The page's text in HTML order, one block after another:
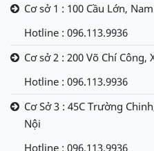
Cơ sở 1 : 100 Cầu Lớn,
Hotline : 096.113.9936
Cơ sở 2 : 200 Võ Chí Công,
Hotline : 096.113.9936
Cơ Sở 3 : 45C Trường
Nội
Hotline : 096.113.9936